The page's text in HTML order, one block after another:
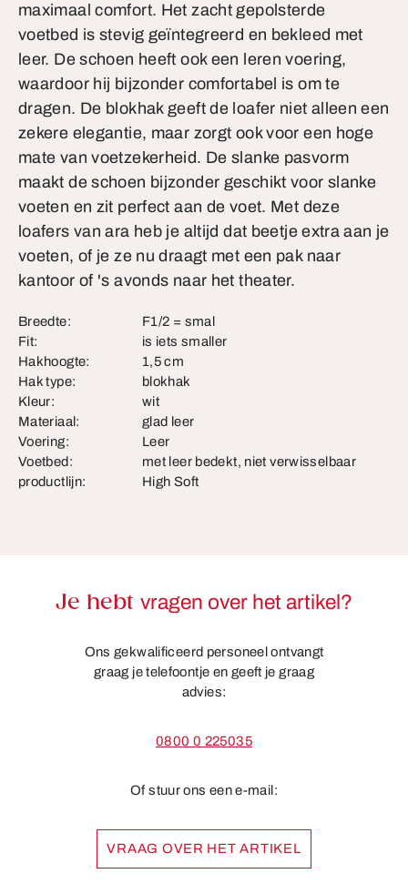
maximaal comfort. Het zacht gepolsterde
voetbed is stevig geïntegreerd en bekleed met
leer. De schoen heeft ook een leren voering,
waardoor hij bijzonder comfortabel is om te
dragen. De blokhak geeft de loafer niet alleen een
zekere elegantie, maar zorgt ook voor een hoge
mate van voetzekerheid. De slanke pasvorm
maakt de schoen bijzonder geschikt voor slanke
voeten en zit perfect aan de voet. Met deze
loafers van ara heb je altijd dat beetje extra aan je
voeten, of je ze nu draagt met een pak naar
kantoor of 's avonds naar het theater.
Breedte:
F1/2 = smal
Fit:
is iets smaller
Hakhoogte:
1,5 cm
Hak type:
blokhak
Kleur:
wit
Materiaal:
glad leer
Voering:
Leer
Voetbed:
met leer bedekt, niet verwisselbaar
productlijn:
High Soft
Je hebt vragen over het artikel?
Ons gekwalificeerd personeel ontvangt
graag je telefoontje en geeft je graag
advies:
0800 0 225035
Of stuur ons een e-mail:
VRAAG OVER HET ARTIKEL